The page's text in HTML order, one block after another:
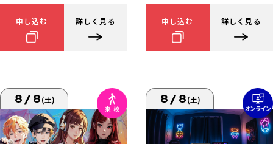
申し込む 詳しく見る 申し込む 詳しく見る
8/8(土) 8/8(土)